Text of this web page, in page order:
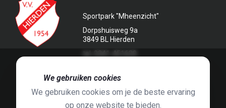
Sportpark "Mheenzicht"
Dorpshuisweg 9a
3849 BL Hierden
We gebruiken cookies
We gebruiken cookies om je de beste ervaring
op onze website te bieden.